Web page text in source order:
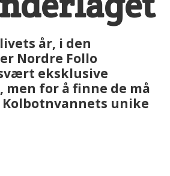
år, i den
Nordre Follo
eksklusive
for å finne de må
unike